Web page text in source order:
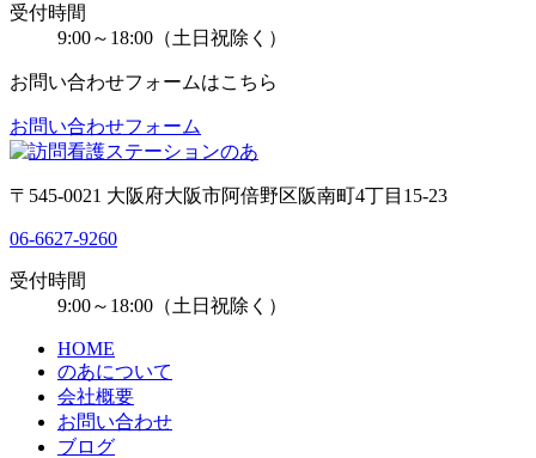
受付時間
9:00～18:00（土日祝除く）
お問い合わせフォームはこちら
お問い合わせフォーム
〒545-0021 大阪府大阪市阿倍野区阪南町4丁目15-23
06-6627-9260
受付時間
9:00～18:00（土日祝除く）
HOME
のあについて
会社概要
お問い合わせ
ブログ